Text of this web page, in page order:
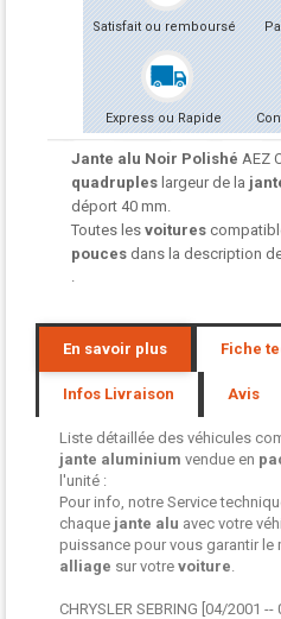
Satisfait ou remboursé
Express ou Rapide
Jante alu Noir Polishé AEZ
quadruples largeur de la
déport 40 mm.
Toutes les voitures
pouces dans la description
.
En savoir plus Fiche
Infos Livraison Avis
Liste détaillée des véhicules
jante aluminium vendue en
l'unité :
Pour info, notre Service
chaque jante alu avec votre
puissance pour vous garantir le
alliage sur votre voiture.
CHRYSLER SEBRING [04/2001 --